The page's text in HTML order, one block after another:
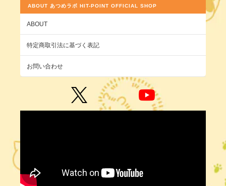
ABOUT あつめラボ HIT-POINT OFFICIAL SHOP
ABOUT
特定商取引法に基づく表記
お問い合わせ